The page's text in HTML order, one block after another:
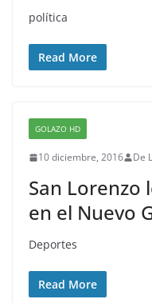
política
Read More
GOLAZO HD
10 diciembre, 2016 De
San Lorenzo
en el Nuevo
Deportes
Read More